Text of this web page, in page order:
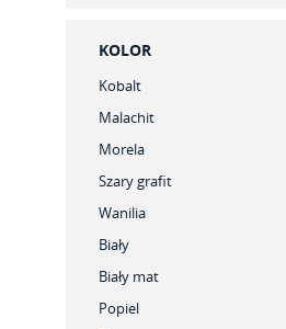
KOLOR
Kobalt
Malachit
Morela
Szary grafit
Wanilia
Biały
Biały mat
Popiel